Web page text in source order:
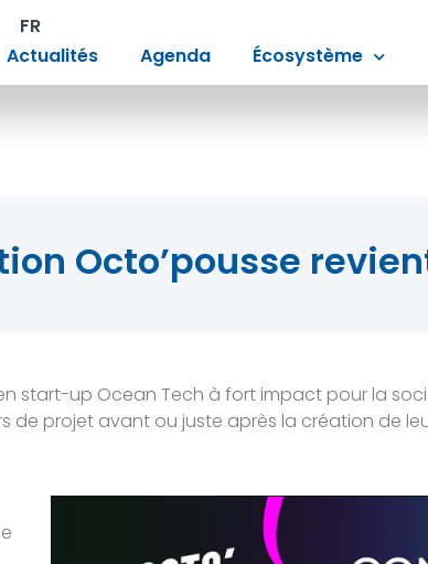
FR
Actualités Agenda Écosystème
Octo’pousse
start-up Ocean Tech à fort impact pour la
de projet avant ou juste après la création de